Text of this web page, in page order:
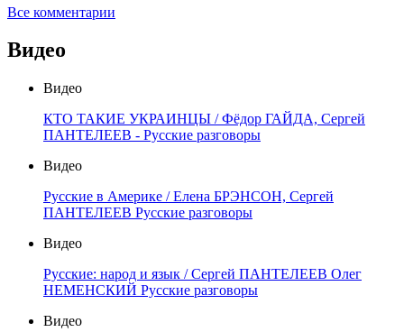
Все комментарии
Видео
Видео
КТО ТАКИЕ УКРАИНЦЫ / Фёдор ГАЙДА, Сергей
ПАНТЕЛЕЕВ - Русские разговоры
Видео
Русские в Америке / Елена БРЭНСОН, Сергей
ПАНТЕЛЕЕВ Русские разговоры
Видео
Русские: народ и язык / Сергей ПАНТЕЛЕЕВ Олег
НЕМЕНСКИЙ Русские разговоры
Видео